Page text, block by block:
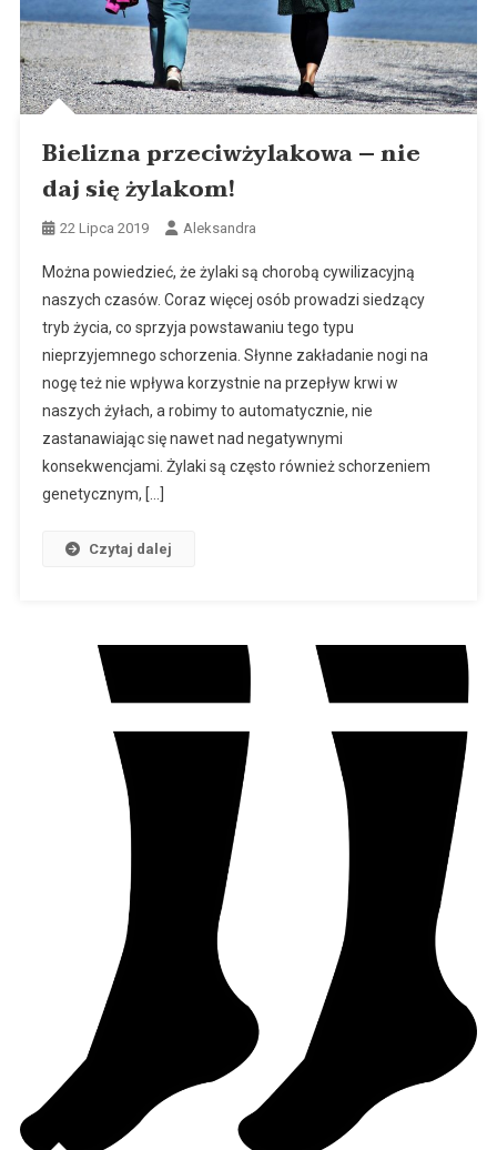
Bielizna przeciwżylakowa – nie
daj się żylakom!
22 Lipca 2019 Aleksandra
Można powiedzieć, że żylaki są chorobą cywilizacyjną
naszych czasów. Coraz więcej osób prowadzi siedzący
tryb życia, co sprzyja powstawaniu tego typu
nieprzyjemnego schorzenia. Słynne zakładanie nogi na
nogę też nie wpływa korzystnie na przepływ krwi w
naszych żyłach, a robimy to automatycznie, nie
zastanawiając się nawet nad negatywnymi
konsekwencjami. Żylaki są często również schorzeniem
genetycznym, […]
Czytaj dalej